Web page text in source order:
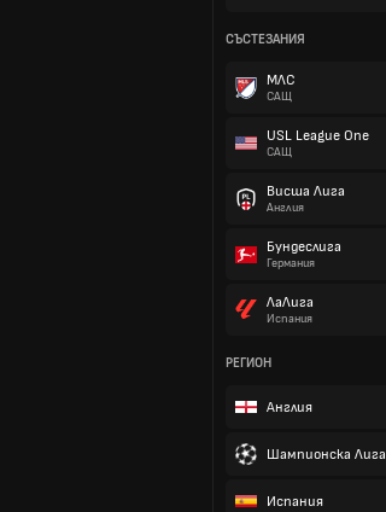
СЪСТЕЗАНИЯ
МЛС
САЩ
USL League One
САЩ
Висша Лига
Англия
Бундеслига
Германия
ЛаЛига
Испания
РЕГИОН
Англия
Шампионска Лига
Испания